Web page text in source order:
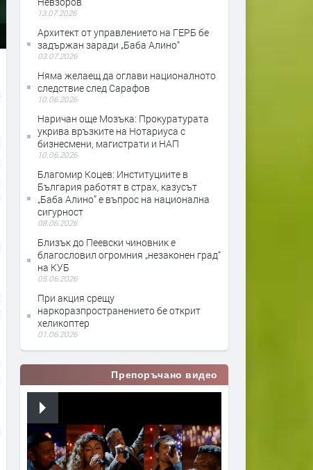
13.07.2026
Архитект от управлението на ГЕРБ бе
задържан заради „Баба Алино“
03.07.2026
Няма желаещ да оглави националното
следствие след Сарафов
10.06.2026
Наричан още Мозъка: Прокуратурата
укрива връзките на Нотариуса с
бизнесмени, магистрати и НАП
10.06.2026
Благомир Коцев: Институциите в
България работят в страх, казусът
„Баба Алино” е въпрос на национална
сигурност
08.06.2026
Близък до Пеевски чиновник е
благословил огромния „незаконен град“
на КУБ
05.06.2026
При акция срещу
наркоразпространението бе открит
хеликоптер
01.06.2026
Препоръчано видео